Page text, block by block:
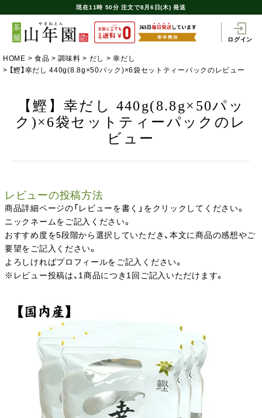
現在11時 50分 注文で8月6日(木) 発送
ログイン
HOME 食品 調味料 だし
幸だし
【鰹】幸だし 440g(8.8g×50パック)×6袋セットティーパックのレビュー
【鰹】幸だし 440g(8.8g×50パッ
ク)×6袋セットティーパックのレ
ビュー
レビューの投稿方法
商品詳細ページの「レビューを書く」をクリックしてください。
ニックネームをご記入ください。
おすすめ度を5段階から選択していただき、本文に商品の感想やご
要望をご記入ください。
よろしければプロフィールをご記入ください。
※レビュー投稿は、1商品につき1回ご記入いただけます。